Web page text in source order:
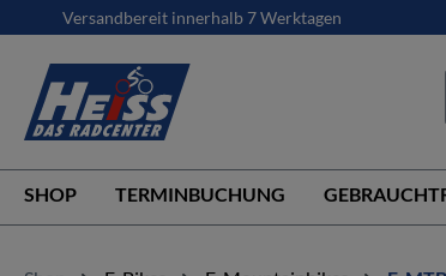
Zur Hauptnavigation springen
Versandbereit innerhalb 7 Werktagen
SHOP TERMINBUCHUNG